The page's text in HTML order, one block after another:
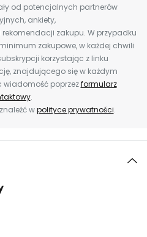
od potencjalnych partnerów
ankiety,
rekomendacji zakupu. W przypadku
zakupowe, w każdej chwili
korzystając z linku
znajdującego się w każdym
wiadomość poprzezformularz
.
wpolityce prywatności.